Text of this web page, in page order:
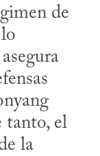
de
tanto, el
la